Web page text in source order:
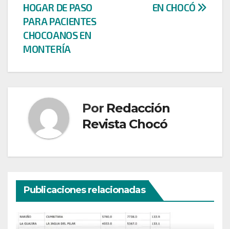
EN CHOCÓ
HOGAR DE PASO
PARA PACIENTES
CHOCOANOS EN
MONTERÍA
Por Redacción
Revista Chocó
Publicaciones relacionadas